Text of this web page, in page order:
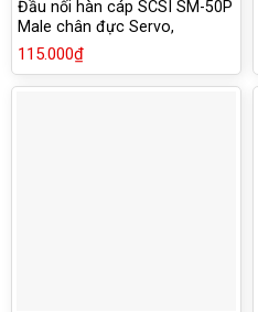
Đầu nối hàn cáp SCSI SM-50P
Male chân đực Servo,
encoder
115.000₫